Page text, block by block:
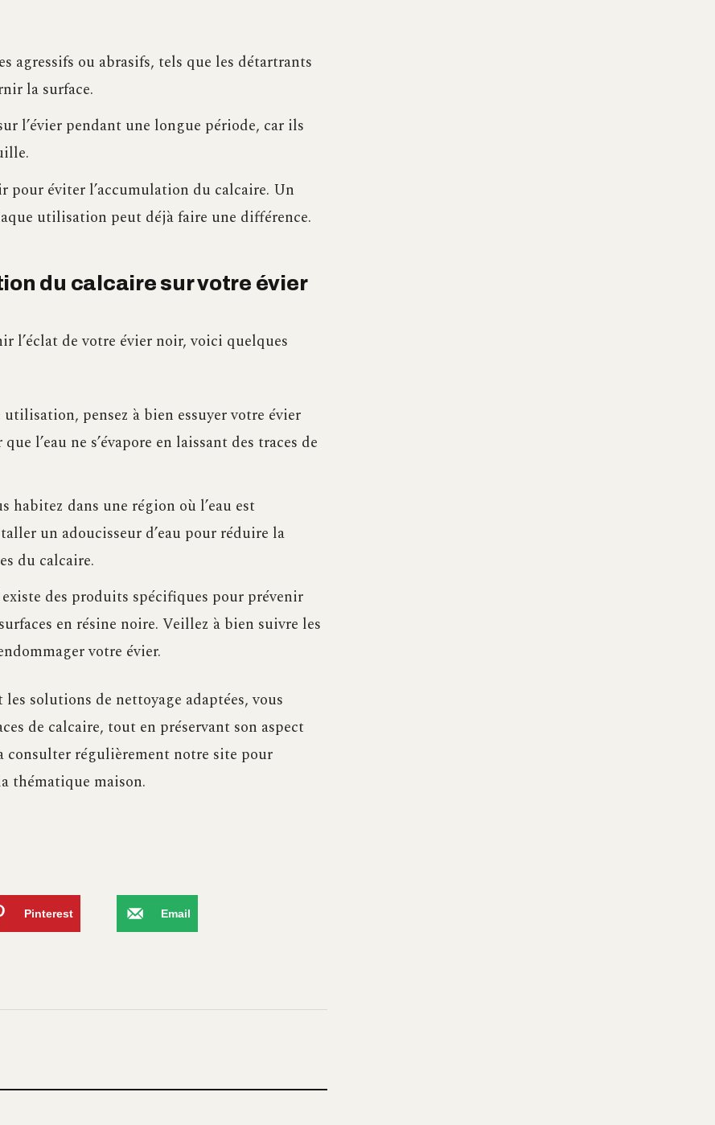
agressifs ou abrasifs, tels que les détartrants
la surface.
l’évier pendant une longue période, car ils
éviter l’accumulation du calcaire. Un
utilisation peut déjà faire une différence.
du calcaire sur votre évier
l’éclat de votre évier noir, voici quelques
pensez à bien essuyer votre évier
l’eau ne s’évapore en laissant des traces de
habitez dans une région où l’eau est
un adoucisseur d’eau pour réduire la
du calcaire.
des produits spécifiques pour prévenir
en résine noire. Veillez à bien suivre les
votre évier.
solutions de nettoyage adaptées, vous
de calcaire, tout en préservant son aspect
consulter régulièrement notre site pour
thématique maison.
Pinterest Email